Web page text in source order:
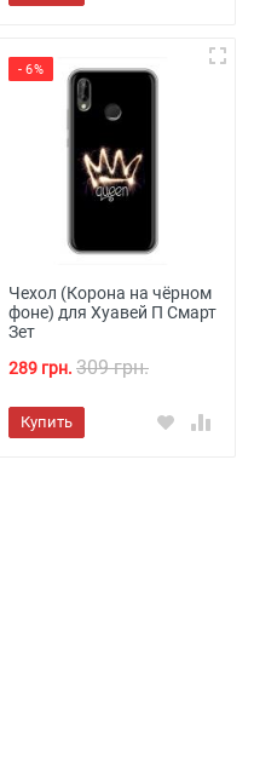
- 6%
Чехол (Корона на чёрном
фоне) для Хуавей П Смарт
Зет
289 грн. 309 грн.
Купить